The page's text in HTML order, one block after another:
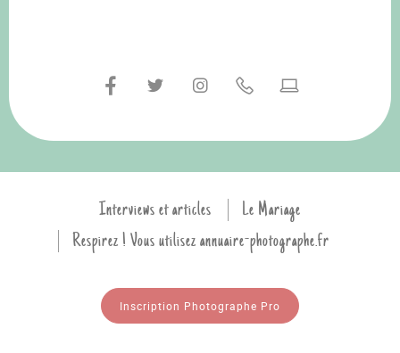
Interviews et articles
Le Mariage
Respirez ! Vous utilisez annuaire-photographe.fr
Inscription Photographe Pro